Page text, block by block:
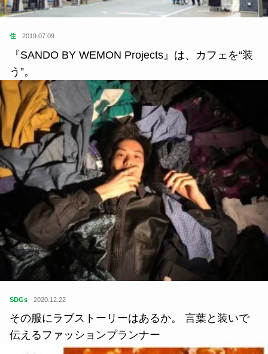
住 2019.07.09
『SANDO BY WEMON Projects』は、カフェを“装
う”。
SDGs 2020.12.22
その服にラブストーリーはあるか。 言葉と装いで
伝えるファッションプランナー